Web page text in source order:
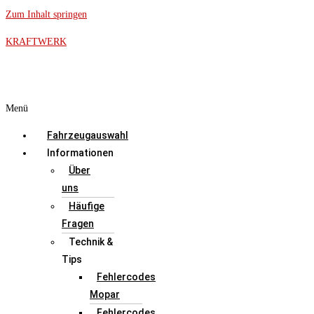
Zum Inhalt springen
KRAFTWERK
Menü
Fahrzeugauswahl
Informationen
Über
uns
Häufige
Fragen
Technik &
Tips
Fehlercodes
Mopar